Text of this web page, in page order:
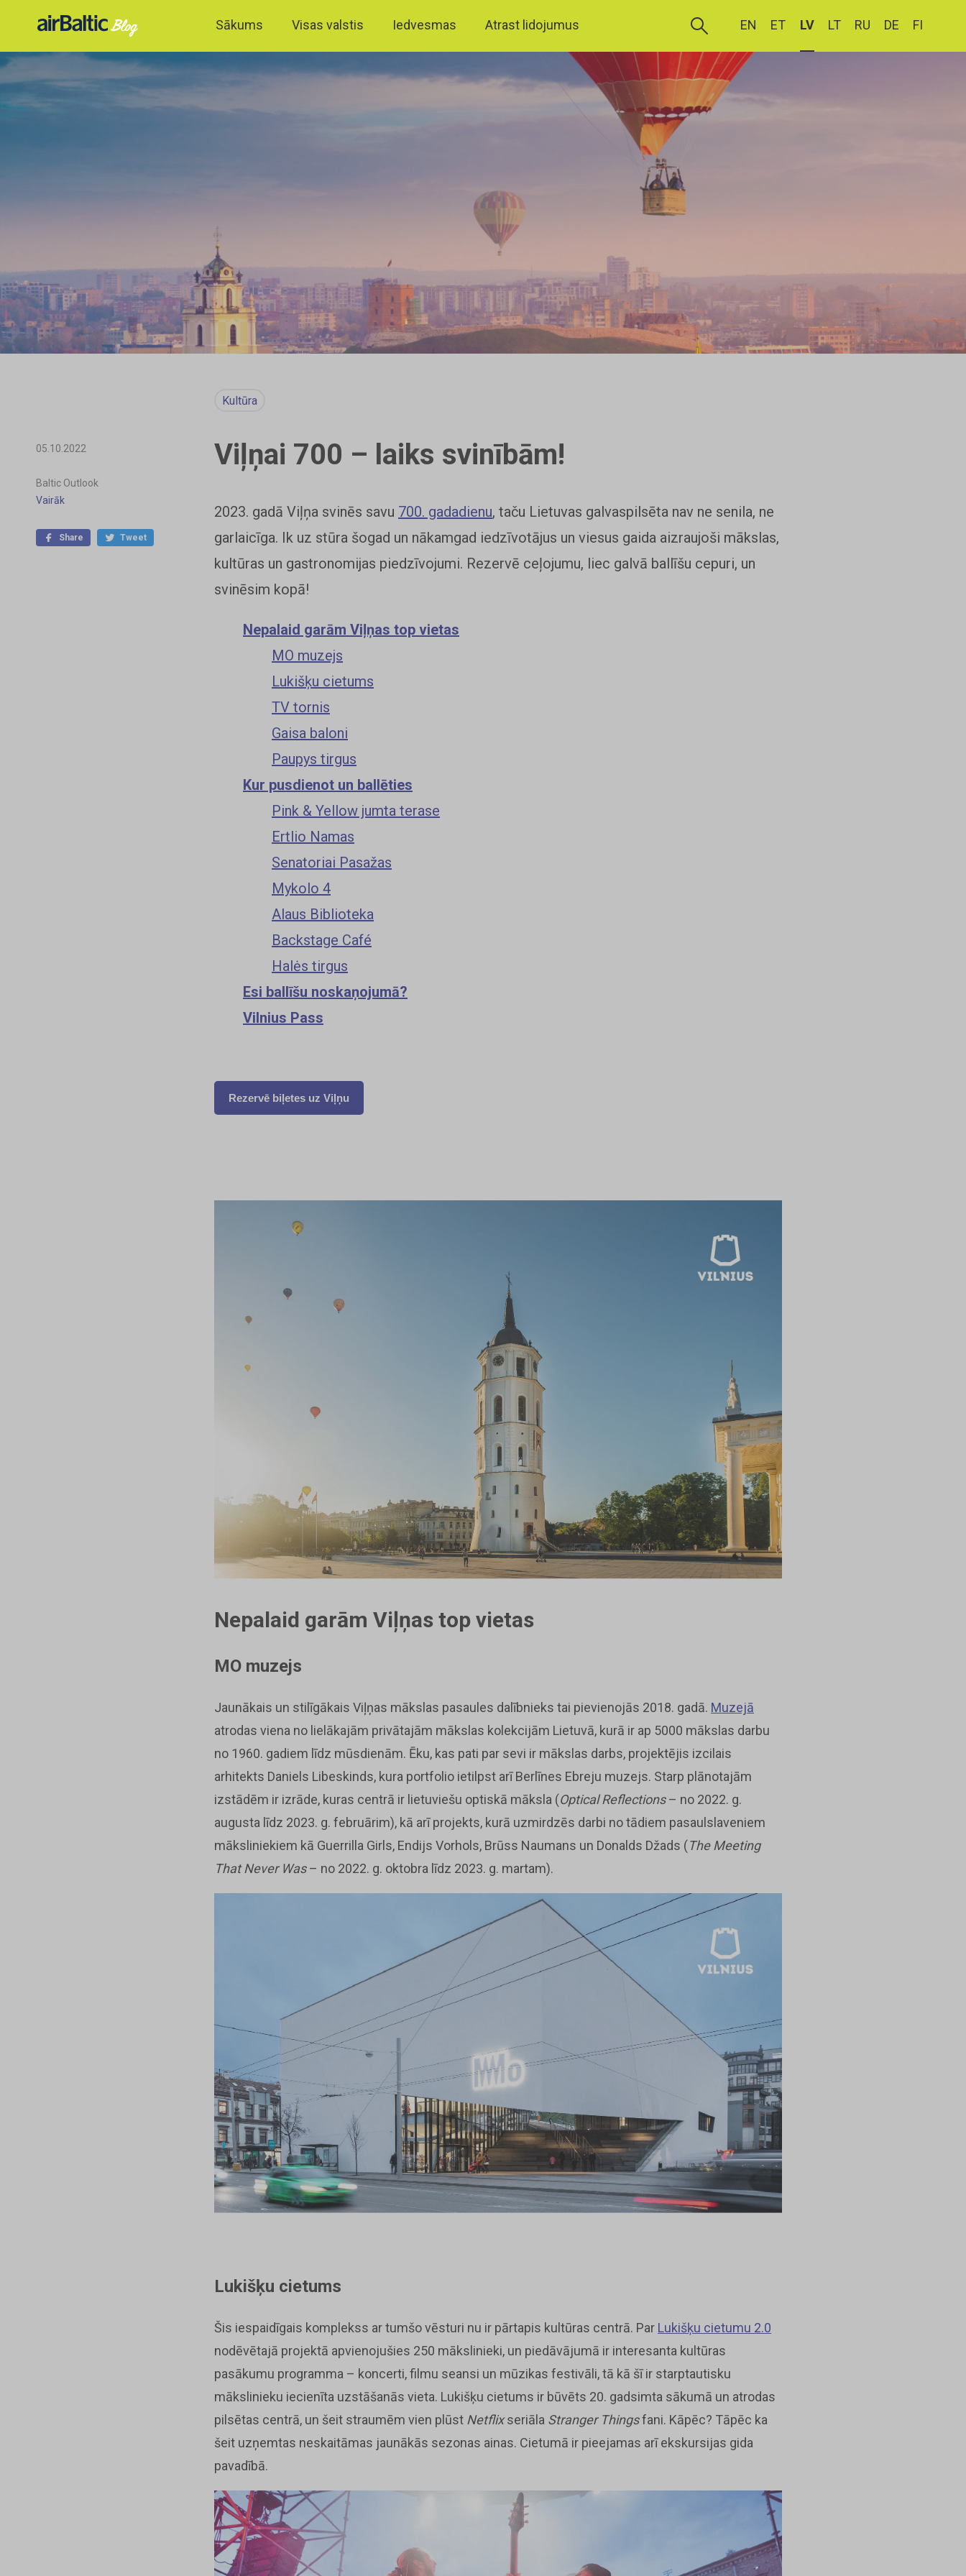
Sākums Visas valstis Iedvesmas Atrast lidojumus EN ET LV LT RU DE FI
05.10.2022
Baltic Outlook
Vairāk
Share Tweet
Kultūra
Viļņai 700 – laiks svinībām!
2023. gadā Viļņa svinēs savu 700. gadadienu, taču Lietuvas galvaspilsēta nav ne senila, ne
garlaicīga. Ik uz stūra šogad un nākamgad iedzīvotājus un viesus gaida aizraujoši mākslas,
kultūras un gastronomijas piedzīvojumi. Rezervē ceļojumu, liec galvā ballīšu cepuri, un
svinēsim kopā!
Nepalaid garām Viļņas top vietas
MO muzejs
Lukišķu cietums
TV tornis
Gaisa baloni
Paupys tirgus
Kur pusdienot un ballēties
Pink & Yellow jumta terase
Ertlio Namas
Senatoriai Pasažas
Mykolo 4
Alaus Biblioteka
Backstage Café
Halės tirgus
Esi ballīšu noskaņojumā?
Vilnius Pass
Rezervē biļetes uz Viļņu
Nepalaid garām Viļņas top vietas
MO muzejs
Jaunākais un stilīgākais Viļņas mākslas pasaules dalībnieks tai pievienojās 2018. gadā. Muzejā
atrodas viena no lielākajām privātajām mākslas kolekcijām Lietuvā, kurā ir ap 5000 mākslas darbu
no 1960. gadiem līdz mūsdienām. Ēku, kas pati par sevi ir mākslas darbs, projektējis izcilais
arhitekts Daniels Libeskinds, kura portfolio ietilpst arī Berlīnes Ebreju muzejs. Starp plānotajām
izstādēm ir izrāde, kuras centrā ir lietuviešu optiskā māksla (Optical Reflections– no 2022. g.
augusta līdz 2023. g. februārim), kā arī projekts, kurā uzmirdzēs darbi no tādiem pasaulslaveniem
māksliniekiem kā Guerrilla Girls, Endijs Vorhols, Brūss Naumans un Donalds Džads (The Meeting
That Never Was– no 2022. g. oktobra līdz 2023. g. martam).
Lukišķu cietums
Šis iespaidīgais komplekss ar tumšo vēsturi nu ir pārtapis kultūras centrā. Par Lukišķu cietumu 2.0
nodēvētajā projektā apvienojušies 250 mākslinieki, un piedāvājumā ir interesanta kultūras
pasākumu programma – koncerti, filmu seansi un mūzikas festivāli, tā kā šī ir starptautisku
mākslinieku iecienīta uzstāšanās vieta. Lukišķu cietums ir būvēts 20. gadsimta sākumā un atrodas
pilsētas centrā, un šeit straumēm vien plūst Netflixseriāla Stranger Thingsfani. Kāpēc? Tāpēc ka
šeit uzņemtas neskaitāmas jaunākās sezonas ainas. Cietumā ir pieejamas arī ekskursijas gida
pavadībā.